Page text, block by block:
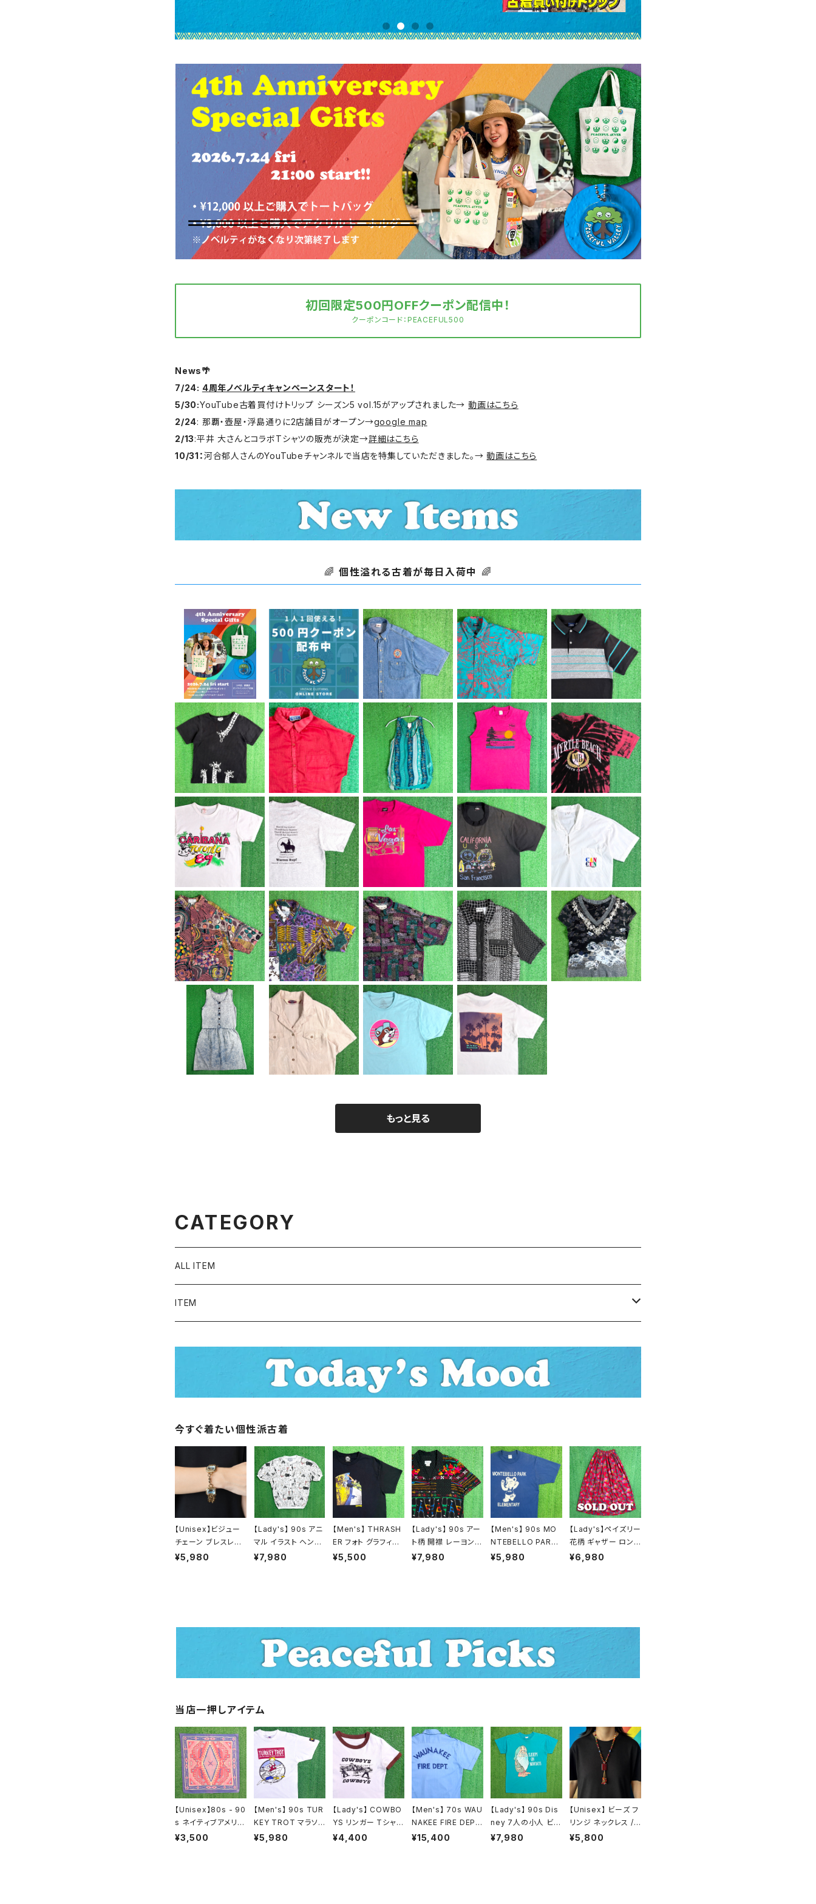
初回限定500円OFFクーポン配信中！
クーポンコード：PEACEFUL500
News🌴
7/24: 4周年ノベルティキャンペーンスタート！
5/30:YouTube古着買付けトリップ シーズン5 vol.15がアップされました→ 動画はこちら
2/24: 那覇・壺屋・浮島通りに2店舗目がオープン→google map
2/13:平井 大さんとコラボTシャツの販売が決定→詳細はこちら
10/31：河合郁人さんのYouTubeチャンネルで当店を特集していただきました。→ 動画はこちら
🌈個性溢れる古着が毎日入荷中 🌈
4周年ノベルティーキャ
ンペーン開催中！
¥4,444
SOLD OUT
【500円クーポン】1人1
回のみご利用可能！
¥500
SOLD OUT
【Men's】 90s LOCA
L 68 UNION 刺繍入り
デニムシャツ / アメリカ
製 USA製 90年代 シャ
ツ 半袖 デニム メンズ
ワークシャツ N1609
¥6,980
【Men's】 80s - トロ
ピカル柄 シャツ / アメ
リカ製 USA製 80年代
古着 半袖 メンズ 総柄
柄シャツ N1608
¥7,700
【Men's】 90s ボーダ
ー 切り替え ポロシャツ
/ アメリカ製 USA製 9
0年代 半袖 メンズ トッ
プス 2291
¥6,600
【Lady's】 80s - 90
s キリン イラスト リブ
編み Tシャツ / 80年代
90年代 ティーシャツ T
-Shirt トップス レディ
ース N1600
【Lady's】 70s - 80
s シアー素材 フレンチ
スリーブ シャツ / 70年
代 80年代 シャツ 半袖
ノースリーブ レディース
古着 2294
¥5,980
【Lady's】 シアー素材
花柄 ストライプ キャミ
ソール / 古着 レディー
ス キャミ ノースリーブ
トップス N1606
¥4,500
【Men's】 70s - 80s
Lake OUACHITA ノ
ースリーブ Tシャツ / ア
メリカ製 USA製 70年
代 80年代 ティーシャ
ツ T-Shirt タンクトッ
プ N1601
¥6,600
【Men's】 90s MYRT
LE BEACH ブリーチ T
シャツ / アメリカ製 US
A製 90年代 ティーシャ
ツ T-Shirt 古着 228
7
¥6,600
【Men's】 80s CARI
BANA Toronto 89'
Tシャツ / 80年代 ティ
ーシャツ T-Shirt 古着
2282
¥6,600
【Men's】 90s SHER
IFF Tシャツ / アメリカ
製 USA製 90年代 ティ
ーシャツ T-Shirt 古着
2281
¥5,800
【Men's】 90s Las V
egas スーベニア Tシ
ャツ / アメリカ製 USA
製 90年代 ティーシャ
ツ T-Shirt 古着 228
¥4,980
【Men's】 90s CALI
FORNIA イラスト Tシ
ャツ / アメリカ製 USA
製 90年代 ティーシャ
ツ T-Shirt 古着 228
¥5,500
SOLD OUT
【Men's】 80s - 90s
CANCUN プルオーバ
ー シャツ / 80年代 90
年代 古着 メンズ 半袖
トップス N1589
¥6,600
【Men's】 90s レーヨ
ン エスニック 総柄 シャ
ツ / 90年代 古着 柄シ
ャツ 半袖 メンズ 2290
¥7,700
【Men's】 90s レーヨ
ン エスニック調 総柄 シ
ャツ / 90年代 半袖 メ
ンズ 古着 柄シャツ N1
595
¥7,700
【Men's】 90s エスニ
ック調 総柄 シャツ / 9
0年代 半袖 メンズ 柄シ
ャツ N1588
¥6,600
【Lady's】 90s 切り返
しデザイン シャツ / 90
年代 古着 半袖 レディ
ース 2288
¥7,700
【Lady's】 ボタニカル
フラワー柄 Vネック ト
ップス / 古着 Tシャツ
ティーシャツ T-Shirt
Y2K レディース N159
1
¥6,600
【Lady's】 80s - 90
s ケミカルウォッシュ ノ
ースリーブ ワンピース /
80年代 90年代 古着
ワンピ レディース 228
5
¥8,800
【Lady's】 90s リネン
コットン 開襟 シャツ /
90年代 オープンカラー
開襟 レディース 古着 N
1590
¥6,600
【Men's】 BUC-EE'S
イラスト Tシャツ / バッ
キーズ ティーシャツ T-
Shirt 古着 2274
¥4,500
【Men's】 IN-N-OUT
BURGER Tシャツ / テ
ィーシャツ T-Shirt 古
着 イン・アンド・アウト・
バーガー 2273
¥5,500
もっと見る
CATEGORY
ALL ITEM
ITEM
長袖シャツ / ブラウス
トップス
ボトムス
デニムパンツ
スラックス
スカート
サロペット / オールインワン / セットアップ
スウェット / パーカー
ニット
ジャケット / アウター
アクセサリー / グッズ
今すぐ着たい個性派古着
【Unisex】ビジュー
チェーン ブレスレット
/ 古着 アクセサリー
¥5,980
【Lady's】 90s アニ
マル イラスト ヘンリ
ーネック リブ付き ト
¥7,980
【Men's】 THRASH
ER フォト グラフィッ
ク Tシャツ / 古着 テ
¥5,500
【Lady's】 90s アー
ト柄 開襟 レーヨン
シャツ / アメリカ製
¥7,980
【Men's】 90s MO
NTEBELLO PARK
EMEMENTARY イ
¥5,980
【Lady's】ペイズリー
花柄 ギャザー ロング
スカート / 古着 レデ
¥6,980
当店一押しアイテム
【Unisex】80s - 90
s ネイティブアメリカ
ン モチーフ バンダナ
¥3,500
【Men's】 90s TUR
KEY TROT マラソン
Tシャツ / アメリカ製
¥5,980
【Lady's】 COWBO
YS リンガー Tシャツ
/ ティーシャツ T-Shi
¥4,400
【Men's】 70s WAU
NAKEE FIRE DEP
T. 開襟 ワークシャツ
¥15,400
【Lady's】 90s Dis
ney 7人の小人 ビッ
グ Tシャツ / アメリカ
¥7,980
【Unisex】 ビーズ フ
リンジ ネックレス /
古着 アクセサリー N
¥5,800